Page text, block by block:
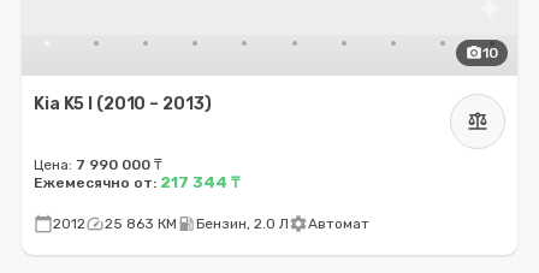
photo_camera10
Kia K5 I (2010 – 2013)
balance
Цена: 7 990 000 ₸
Ежемесячно от: 217 344 ₸
calendar_today2012speed25 863 КМ local_gas_stationБензин, 2.0 ЛsettingsАвтомат